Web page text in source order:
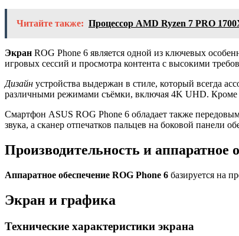
Читайте также: Процессор AMD Ryzen 7 PRO
Экран ROG Phone 6 является одной из ключевых
игровых сессий и просмотра контента с высокими
Дизайн устройства выдержан в стиле, который всегда
различными режимами съёмки, включая 4K UHD. Кроме
Смартфон ASUS ROG Phone 6 обладает также
звука, а сканер отпечатков пальцев на боковой панели
Производительность и аппаратное
Аппаратное обеспечение ROG Phone 6 базируется на
Экран и графика
Технические характеристики экрана